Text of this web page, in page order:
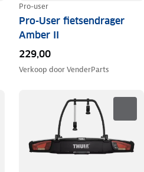
Pro-user
Pro-User fietsendrager
Amber II
229,00
Verkoop doorVenderParts